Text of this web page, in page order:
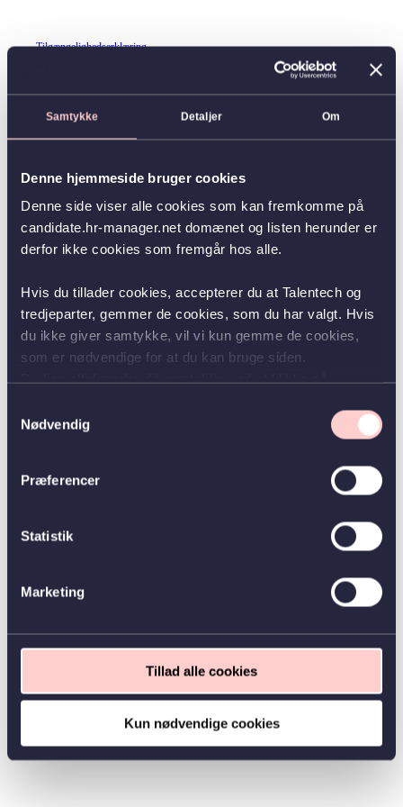
Samtykke Detaljer Om
Denne hjemmeside bruger cookies
Denne side viser alle cookies som kan fremkomme på
candidate.hr-manager.net domænet og listen herunder er
derfor ikke cookies som fremgår hos alle.
Hvis du tillader cookies, accepterer du at Talentech og
tredjeparter, gemmer de cookies, som du har valgt. Hvis
du ikke giver samtykke, vil vi kun gemme de cookies,
som er nødvendige for at du kan bruge siden.
Nødvendig
Præferencer
Statistik
Marketing
Tillad alle cookies
Kun nødvendige cookies
Tilgængelighedserklæring